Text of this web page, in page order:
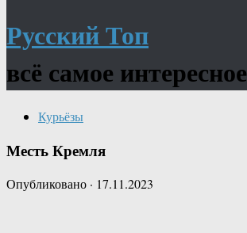
Русский Топ
всё самое интересное
Курьёзы
Месть Кремля
Опубликовано · 17.11.2023